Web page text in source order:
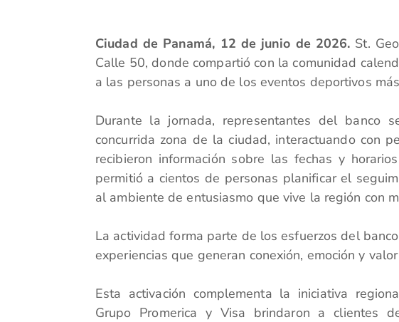
Ciudad de Panamá, 12 de junio de 2026. St.
Calle 50, donde compartió con la comunidad
a las personas a uno de los eventos deportivos
Durante la jornada, representantes del banco
concurrida zona de la ciudad, interactuando con
recibieron información sobre las fechas y
permitió a cientos de personas planificar el
al ambiente de entusiasmo que vive la región con
La actividad forma parte de los esfuerzos del
experiencias que generan conexión, emoción y
Esta activación complementa la iniciativa
Grupo Promerica y Visa brindaron a clientes